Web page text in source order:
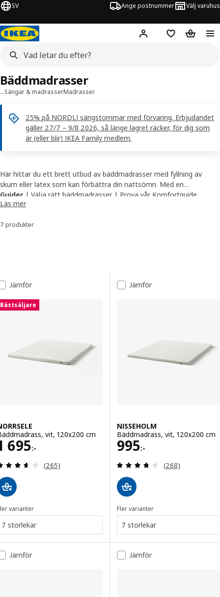
SV Ange postnummer Välj varuhus
Hej! Logga inInköpslistaVarukorg
…Sängar & madrasserMadrasser
25% på NORDLI sängstommar med förvaring. Erbjudandet
gäller 27/7 – 9/8 2026, så länge lagret räcker, för dig som
är (eller blir) IKEA Family medlem.
Bäddmadrasser
Här hittar du ett brett utbud av bäddmadrasser med fyllning av
skum eller latex som kan förbättra din nattsömn. Med en
bäddmadrass skyddar du samtidigt din madrass och förlänger
därmed sängens livslängd. Ge din bäddmadrass ett långt liv med
sängspecialist, boka ett
Guider | Välja rätt bäddmadrasser | Prova vår Komfortguide
Läs mer
Sortera och filtrera
7 produkter
Lista över resultat
Jämför
Bästsäljare
vit, 120x200 cm
695:-
1695:-
Recensera: 3.6 utav 5 stjärnor. Totalt antal
(265)
varianter
7 storlekar
Jämför
NISSEHOLM
Bäddmadrass, vit, 120x200 cm
995:-
Pris 995:-
Recensera:
(268)
Fler varianter
7 storlekar
Jämför Jämför